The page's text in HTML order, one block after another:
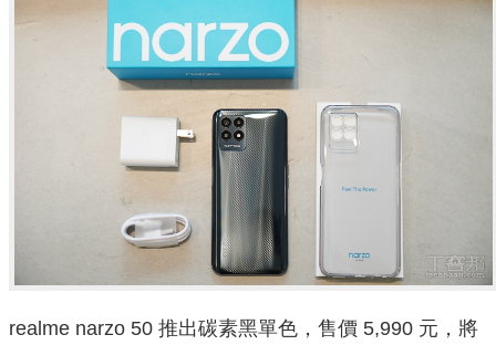
realme narzo 50 推出碳素黑單色，售價 5,990 元，將